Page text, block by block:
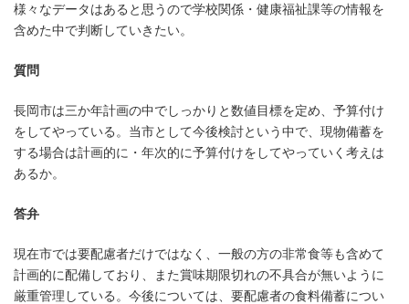
様々なデータはあると思うので学校関係・健康福祉課等の情報を
含めた中で判断していきたい。
質問
長岡市は三か年計画の中でしっかりと数値目標を定め、予算付け
をしてやっている。当市として今後検討という中で、現物備蓄を
する場合は計画的に・年次的に予算付けをしてやっていく考えは
あるか。
答弁
現在市では要配慮者だけではなく、一般の方の非常食等も含めて
計画的に配備しており、また賞味期限切れの不具合が無いように
厳重管理している。今後については、要配慮者の食料備蓄につい